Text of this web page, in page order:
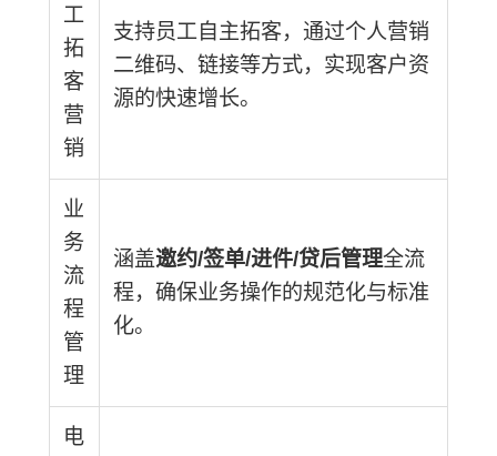
工
拓
客
营
销
支持员工自主拓客，通过个人营销
二维码、链接等方式，实现客户资
源的快速增长。
业
务
流
程
管
理
涵盖邀约/签单/进件/贷后管理全流
程，确保业务操作的规范化与标准
化。
电